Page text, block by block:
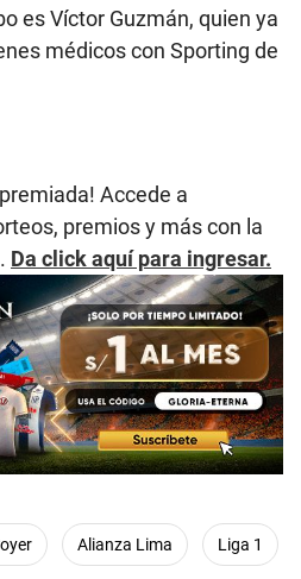
es Víctor Guzmán, quien ya
médicos con Sporting de
Accede a
premios y más con la
Da click aquí para ingresar.
Alianza Lima Liga 1